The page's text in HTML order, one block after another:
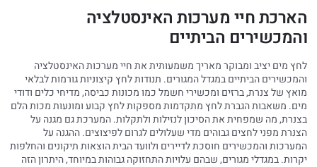
הארכת חיי מערכות האינסטלציה
והמכשירים הביתיים
לחץ מים יציב ומבוקר מאריך משמעותית את חיי מערכות האינסטלציה
והמכשירים הביתיים במגדל המגורים. תנודות לחץ קיצוניות גורמות לבלאי
מואץ של צנרת, ברזים ומכשירי חשמל כמו מכונות כביסה, מדיחי כלים ודודי
מים. משאבות הגברת לחץ מתקדמות מספקות לחץ קבוע ומונעות מכות הלם
בצנרת, מה שמפחית את הסיכון לנזילות ולתקלות. המערכת גם מגנה על
הצנרת מפני לחצים גבוהים מדי שעלולים לגרום לפיצוצים. ההגנה על
המערכות והמכשירים חוסכת לדיירים ולוועד הבית הוצאות תיקונים והחלפות
יקרות. במגדלי מגורים, שבהם עלויות התחזוקה גבוהות במיוחד, היתרון הזה